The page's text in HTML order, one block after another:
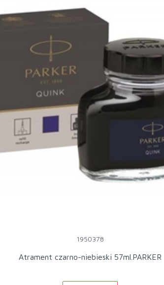
1950378
Atrament czarno-niebieski 57ml.PARKER